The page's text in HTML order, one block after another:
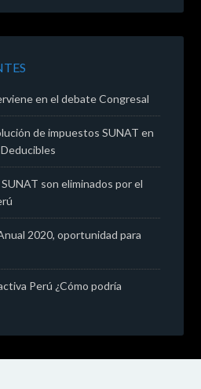
en el debate Congresal
de impuestos SUNAT en
son eliminados por el
2020, oportunidad para
Perú ¿Cómo podría